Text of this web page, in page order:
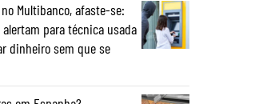
Multibanco, afaste-se:
para técnica usada
dinheiro sem que se